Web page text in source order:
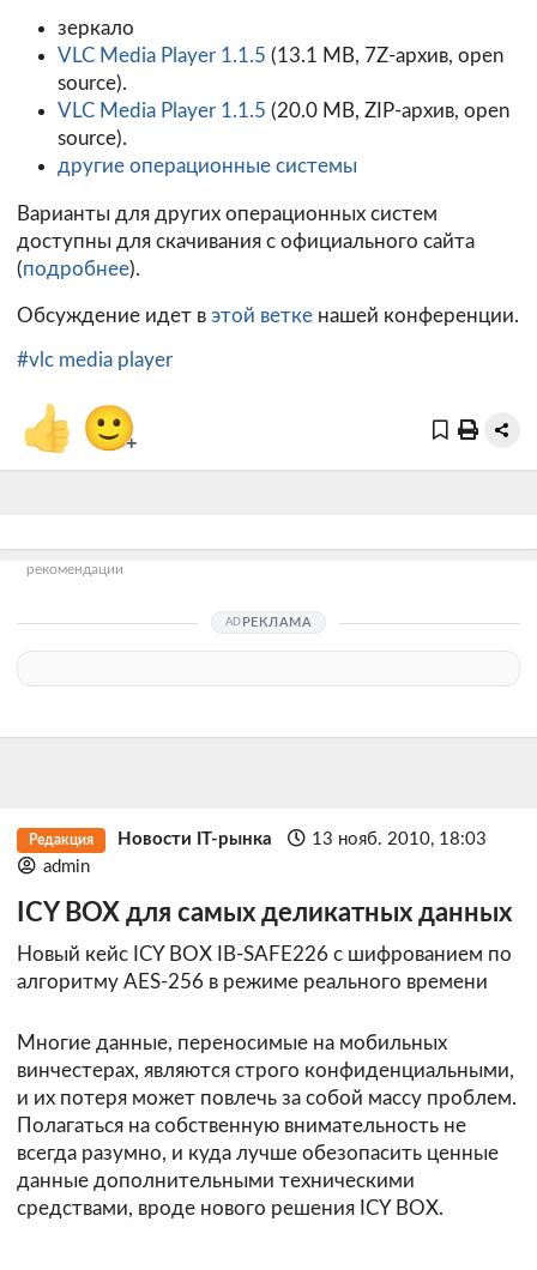
зеркало
VLC Media Player 1.1.5 (13.1 MB, 7Z-архив, open
source).
VLC Media Player 1.1.5 (20.0 MB, ZIP-архив, open
source).
другие операционные системы
Варианты для других операционных систем
доступны для скачивания с официального сайта
(подробнее).
Обсуждение идет в этой ветке нашей конференции.
#vlc media player
👍 🙂+
рекомендации
РЕКЛАМА
Редакция Новости IT-рынка
13 нояб. 2010, 18:03
admin
ICY BOX для самых деликатных данных
Новый кейс ICY BOX IB-SAFE226 с шифрованием по
алгоритму AES-256 в режиме реального времени
Многие данные, переносимые на мобильных
винчестерах, являются строго конфиденциальными,
и их потеря может повлечь за собой массу проблем.
Полагаться на собственную внимательность не
всегда разумно, и куда лучше обезопасить ценные
данные дополнительными техническими
средствами, вроде нового решения ICY BOX.